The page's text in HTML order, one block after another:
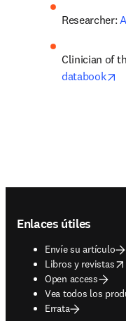
Researcher:
Clinician of
databook
Enlaces útiles
Envíe su artículo
Libros y revistas
opens in new tab/
Open access
Vea todos los
Errata